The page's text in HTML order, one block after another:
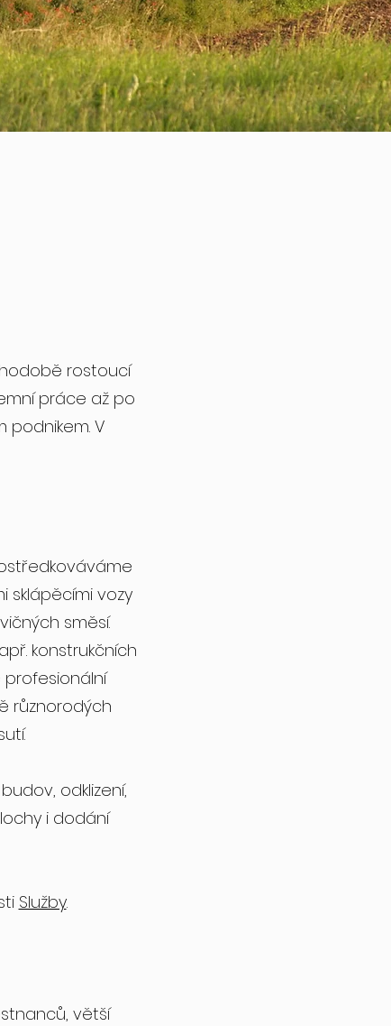
rostoucí
práce až po
podnikem. V
sklápěcími vozy
směsí.
konstrukčních
různorodých
odklizení,
i dodání
Služby.
větší